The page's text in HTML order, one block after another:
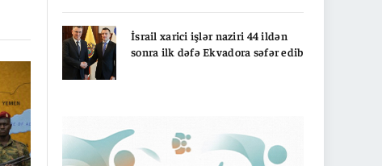
İsrail xarici işlər naziri 44 ildən
sonra ilk dəfə Ekvadora səfər edib